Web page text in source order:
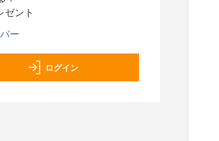
ゼント
ー
ログイン